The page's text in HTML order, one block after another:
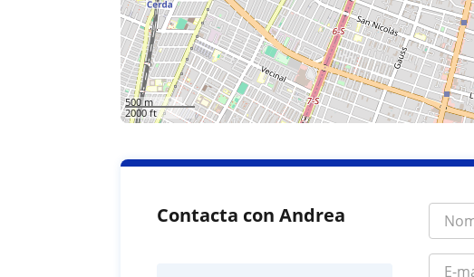
500 m
2000 ft
Contacta con Andrea